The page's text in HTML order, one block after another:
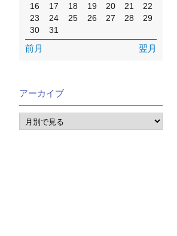
16
17 18 19 20 21
22
23
24 25 26 27 28
29
30
31
前月 翌月
アーカイブ